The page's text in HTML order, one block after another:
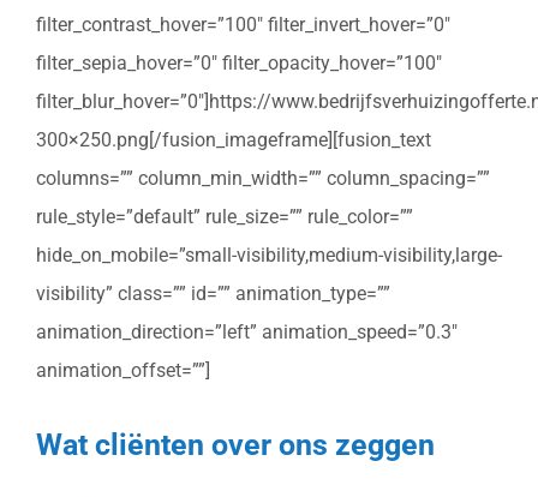
filter_contrast_hover=”100″ filter_invert_hover=”0″
filter_sepia_hover=”0″ filter_opacity_hover=”100″
filter_blur_hover=”0″]https://
300×250.png[/fusion_imageframe][fusion_text
columns=”” column_min_width=”” column_spacing=””
rule_style=”default” rule_size=”” rule_color=””
hide_on_mobile=”small-visibility,medium-visibility,large-
visibility” class=”” id=”” animation_type=””
animation_direction=”left” animation_speed=”0.3″
animation_offset=””]
Wat cliënten over ons zeggen